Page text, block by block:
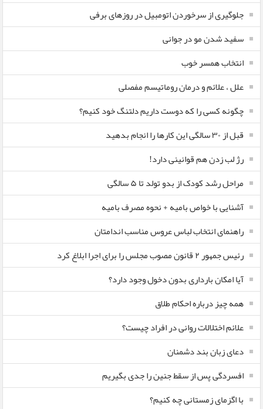
جلوگیری از سرخوردن اتومبیل در روزهای برفی
سفید شدن مو در جوانی
انتخاب همسر خوب
علل ، علائم و درمان روماتیسم مفصلی
چگونه کسی را که دوست داریم دلتنگ خود کنیم؟
قبل از ۳۰ سالگی این کارها را انجام بدهید
رژ لب زدن هم قوانینی دارد!
مراحل رشد کودک از بدو تولد تا ۵ سالگی
آشنایی با خواص بامیه + نحوه مصرف بامیه
راهنمای انتخاب لباس عروس مناسب اندامتان
رئیس جمهور ۲ قانون مصوب مجلس را برای اجرا ابلاغ کرد
آیا امکان بارداری بدون دخول وجود دارد؟
همه چیز درباره احکام طلاق
علائم اختلالات روانی در افراد چیست؟
دعای زبان بند دشمنان
افسردگی پس از سقط جنین را جدی بگیریم
با اگزمای زمستانی چه کنیم؟